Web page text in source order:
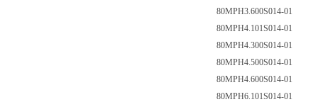
80MPH3.600S014-01
80MPH4.101S014-01
80MPH4.300S014-01
80MPH4.500S014-01
80MPH4.600S014-01
80MPH6.101S014-01